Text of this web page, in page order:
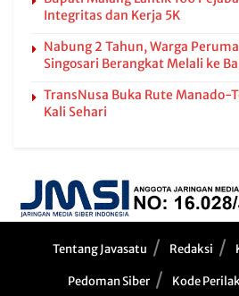
Integritas dan Kerja 5K
Nabung 2 Tahun, Warga
Singosari Berangkat Melali ke
TransNusa Buka Rute Manado-
Kali Sehari
Tentang Javasatu Redaksi
Pedoman Siber Kode